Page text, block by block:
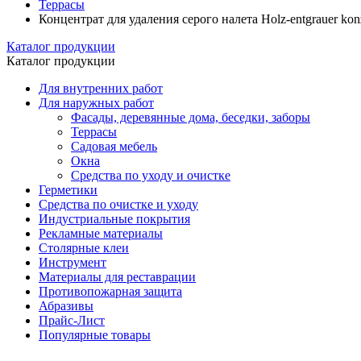
Террасы
Концентрат для удаления серого налета Holz-entgrauer
Каталог продукции
Каталог продукции
Для внутренних работ
Для наружных работ
Фасады, деревянные дома, беседки, заборы
Террасы
Садовая мебель
Окна
Средства по уходу и очистке
Герметики
Средства по очистке и уходу
Индустриальные покрытия
Рекламные материалы
Столярные клеи
Инструмент
Материалы для реставрации
Противопожарная защита
Абразивы
Прайс-Лист
Популярные товары